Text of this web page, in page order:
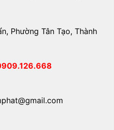
Phường Tân Tạo, Thành